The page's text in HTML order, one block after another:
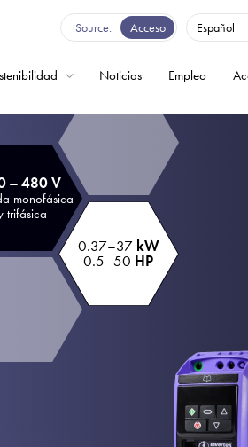
iSource Acceso Español
Noticias Empleo
– 480 V
monofásica
trifásica
0.37–37 kW
0.5–50 HP
de frecuencia